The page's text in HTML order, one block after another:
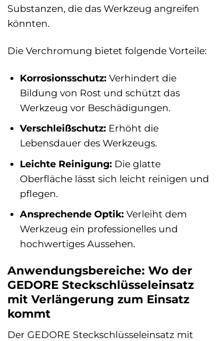
Substanzen, die das Werkzeug angreifen
könnten.
Die Verchromung bietet folgende Vorteile:
Korrosionsschutz:Verhindert die
Bildung von Rost und schützt das
Werkzeug vor Beschädigungen.
Verschleißschutz:Erhöht die
Lebensdauer des Werkzeugs.
Leichte Reinigung:Die glatte
Oberfläche lässt sich leicht reinigen und
pflegen.
Ansprechende Optik:Verleiht dem
Werkzeug ein professionelles und
hochwertiges Aussehen.
Anwendungsbereiche: Wo der
GEDORE Steckschlüsseleinsatz
mit Verlängerung zum Einsatz
kommt
Der GEDORE Steckschlüsseleinsatz mit